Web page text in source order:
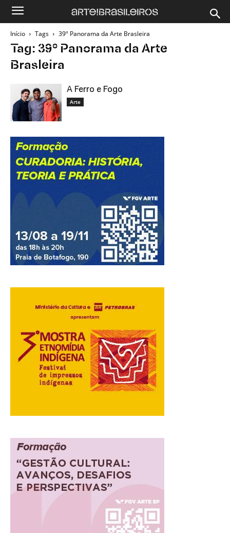
Início Tags 39º Panorama da Arte Brasleira
Tag: 39º Panorama da Arte
Brasleira
A Ferro e Fogo
Arte